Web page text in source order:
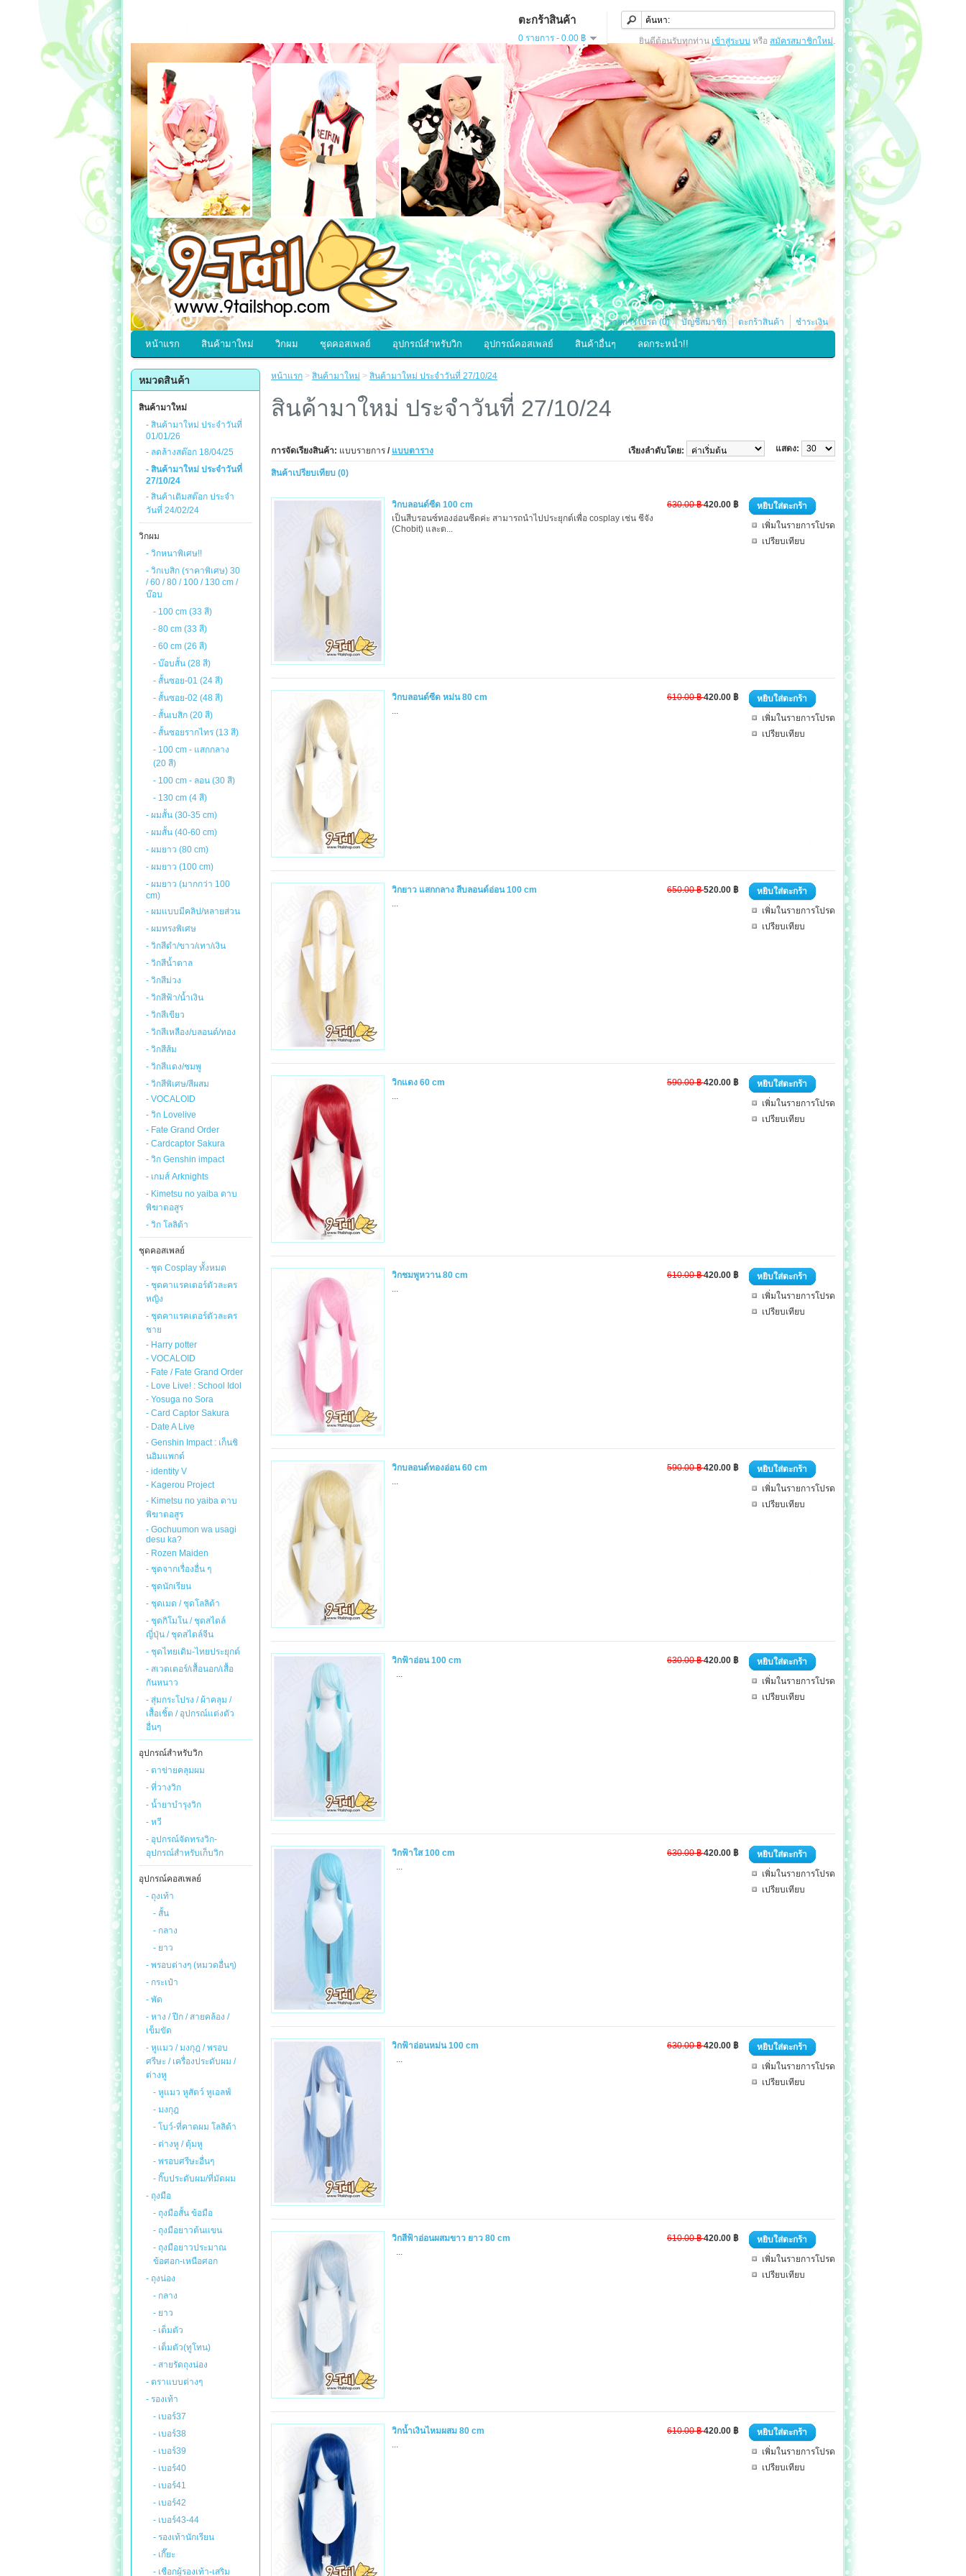
ตะกร้าสินค้า
0 รายการ - 0.00 ฿ ยินดีต้อนรับทุกท่าน เข้าสู่ระบบ หรือ สมัครสมาชิกใหม่.
รายการโปรด (0) บัญชีสมาชิก ตะกร้าสินค้า ชำระเงิน
หน้าแรก สินค้ามาใหม่ วิกผม ชุดคอสเพลย์ อุปกรณ์สำหรับวิก อุปกรณ์คอสเพลย์ สินค้าอื่นๆ ลดกระหน่ำ!!
หมวดสินค้า
สินค้ามาใหม่
- สินค้ามาใหม่ ประจำวันที่
01/01/26
- ลดล้างสต๊อก 18/04/25
- สินค้ามาใหม่ ประจำวันที่
27/10/24
- สินค้าเติมสต๊อก ประจำ
วันที่ 24/02/24
วิกผม
- วิกหนาพิเศษ!!
- วิกเบสิก (ราคาพิเศษ) 30
/ 60 / 80 / 100 / 130 cm /
บ๊อบ
- 100 cm (33 สี)
- 80 cm (33 สี)
- 60 cm (26 สี)
- บ๊อบสั้น (28 สี)
- สั้นซอย-01 (24 สี)
- สั้นซอย-02 (48 สี)
- สั้นเบสิก (20 สี)
- สั้นซอยรากไทร (13 สี)
- 100 cm - แสกกลาง
(20 สี)
- 100 cm - ลอน (30 สี)
- 130 cm (4 สี)
- ผมสั้น (30-35 cm)
- ผมสั้น (40-60 cm)
- ผมยาว (80 cm)
- ผมยาว (100 cm)
- ผมยาว (มากกว่า 100
cm)
- ผมแบบมีคลิป/หลายส่วน
- ผมทรงพิเศษ
- วิกสีดำ/ขาว/เทา/เงิน
- วิกสีน้ำตาล
- วิกสีม่วง
- วิกสีฟ้า/น้ำเงิน
- วิกสีเขียว
- วิกสีเหลือง/บลอนด์/ทอง
- วิกสีส้ม
- วิกสีแดง/ชมพู
- วิกสีพิเศษ/สีผสม
- VOCALOID
- วิก Lovelive
- Fate Grand Order
- Cardcaptor Sakura
- วิก Genshin impact
- เกมส์ Arknights
- Kimetsu no yaiba ดาบ
พิฆาตอสูร
- วิก โลลิต้า
ชุดคอสเพลย์
- ชุด Cosplay ทั้งหมด
- ชุดคาแรคเตอร์ตัวละคร
หญิง
- ชุดคาแรคเตอร์ตัวละคร
ชาย
- Harry potter
- VOCALOID
- Fate / Fate Grand Order
- Love Live! : School Idol
- Yosuga no Sora
- Card Captor Sakura
- Date A Live
- Genshin Impact : เก็นชิ
นอิมแพกต์
- identity V
- Kagerou Project
- Kimetsu no yaiba ดาบ
พิฆาตอสูร
- Gochuumon wa usagi
desu ka?
- Rozen Maiden
- ชุดจากเรื่องอื่น ๆ
- ชุดนักเรียน
- ชุดเมด / ชุดโลลิต้า
- ชุดกิโมโน / ชุดสไตล์
ญี่ปุ่น / ชุดสไตล์จีน
- ชุดไทยเดิม-ไทยประยุกต์
- สเวตเตอร์/เสื้อนอก/เสื้อ
กันหนาว
- สุ่มกระโปรง / ผ้าคลุม /
เสื้อเชิ้ต / อุปกรณ์แต่งตัว
อื่นๆ
อุปกรณ์สำหรับวิก
- ตาข่ายคลุมผม
- ที่วางวิก
- น้ำยาบำรุงวิก
- หวี
- อุปกรณ์จัดทรงวิก-
อุปกรณ์สำหรับเก็บวิก
อุปกรณ์คอสเพลย์
- ถุงเท้า
- สั้น
- กลาง
- ยาว
- พรอบต่างๆ (หมวดอื่นๆ)
- กระเป๋า
- พัด
- หาง / ปีก / สายคล้อง /
เข็มขัด
- หูแมว / มงกุฎ / พรอบ
ศรีษะ / เครื่องประดับผม /
ต่างหู
- หูแมว หูสัตว์ หูเอลฟ์
- มงกุฎ
- โบว์-ที่คาดผม โลลิต้า
- ต่างหู / ตุ้มหู
- พรอบศรีษะอื่นๆ
- กิ๊บประดับผม/ที่มัดผม
- ถุงมือ
- ถุงมือสั้น ข้อมือ
- ถุงมือยาวต้นแขน
- ถุงมือยาวประมาณ
ข้อศอก-เหนือศอก
- ถุงน่อง
- กลาง
- ยาว
- เต็มตัว
- เต็มตัว(ทูโทน)
- สายรัดถุงน่อง
- ตราแบบต่างๆ
- รองเท้า
- เบอร์37
- เบอร์38
- เบอร์39
- เบอร์40
- เบอร์41
- เบอร์42
- เบอร์43-44
- รองเท้านักเรียน
- เกี๊ยะ
- เชือกผู้รองเท้า-เสริม
หน้าแรก > สินค้ามาใหม่ > สินค้ามาใหม่ ประจำวันที่ 27/10/24
สินค้ามาใหม่ ประจำวันที่ 27/10/24
การจัดเรียงสินค้า: แบบรายการ / แบบตาราง แสดง:
เรียงลำดับโดย:
สินค้าเปรียบเทียบ (0)
หยิบใส่ตะกร้า
เพิ่มในรายการโปรด
เปรียบเทียบ
630.00 ฿420.00 ฿
วิกบลอนด์ซีด 100 cm
เป็นสีบรอนซ์ทองอ่อนซีดค่ะ สามารถนำไปประยุกต์เพื่อ cosplay เช่น ชีจัง
(Chobit) และต...
หยิบใส่ตะกร้า
เพิ่มในรายการโปรด
เปรียบเทียบ
610.00 ฿420.00 ฿
วิกบลอนด์ซีด หม่น 80 cm
...
หยิบใส่ตะกร้า
เพิ่มในรายการโปรด
เปรียบเทียบ
650.00 ฿520.00 ฿
วิกยาว แสกกลาง สีบลอนด์อ่อน 100 cm
...
หยิบใส่ตะกร้า
เพิ่มในรายการโปรด
เปรียบเทียบ
590.00 ฿420.00 ฿
วิกแดง 60 cm
...
หยิบใส่ตะกร้า
เพิ่มในรายการโปรด
เปรียบเทียบ
610.00 ฿420.00 ฿
วิกชมพูหวาน 80 cm
...
หยิบใส่ตะกร้า
เพิ่มในรายการโปรด
เปรียบเทียบ
590.00 ฿420.00 ฿
วิกบลอนด์ทองอ่อน 60 cm
...
หยิบใส่ตะกร้า
เพิ่มในรายการโปรด
เปรียบเทียบ
630.00 ฿420.00 ฿
วิกฟ้าอ่อน 100 cm
...
หยิบใส่ตะกร้า
เพิ่มในรายการโปรด
เปรียบเทียบ
630.00 ฿420.00 ฿
วิกฟ้าใส 100 cm
...
หยิบใส่ตะกร้า
เพิ่มในรายการโปรด
เปรียบเทียบ
630.00 ฿420.00 ฿
วิกฟ้าอ่อนหม่น 100 cm
...
หยิบใส่ตะกร้า
เพิ่มในรายการโปรด
เปรียบเทียบ
610.00 ฿420.00 ฿
วิกสีฟ้าอ่อนผสมขาว ยาว 80 cm
...
หยิบใส่ตะกร้า
เพิ่มในรายการโปรด
เปรียบเทียบ
610.00 ฿420.00 ฿
วิกน้ำเงินไหมผสม 80 cm
...